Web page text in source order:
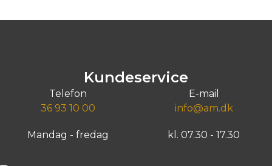
Kundeservice
Telefon
36 93 10 00
E-mail
info@am.dk
Mandag - fredag kl. 07.30 - 17.30